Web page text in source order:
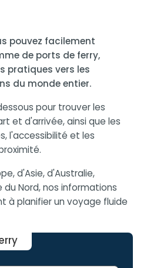
pouvez facilement
de ports de ferry,
pratiques vers les
du monde entier.
pour trouver les
et d'arrivée, ainsi que les
l'accessibilité et les
d'Asie, d'Australie,
Nord, nos informations
à planifier un voyage fluide